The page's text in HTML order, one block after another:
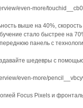
выше на 40%,
стало быстрее на
панель с
шедевры с
Focus Pixels и